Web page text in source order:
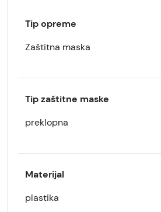
Tip opreme
Zaštitna maska
Tip zaštitne maske
preklopna
Materijal
plastika